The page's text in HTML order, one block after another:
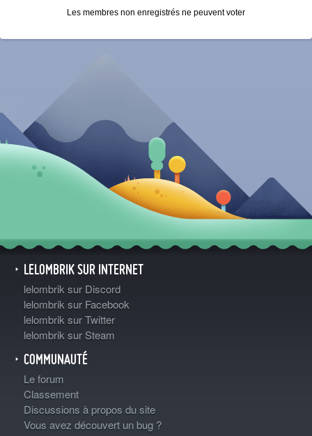
Les membres non enregistrés ne peuvent voter
LELOMBRIK SUR INTERNET
lelombrik sur Discord
lelombrik sur Facebook
lelombrik sur Twitter
lelombrik sur Steam
COMMUNAUTÉ
Le forum
Classement
Discussions à propos du site
Vous avez découvert un bug ?